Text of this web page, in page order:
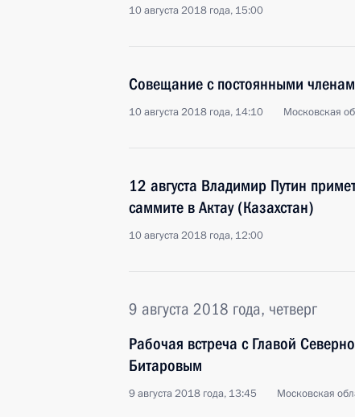
10 августа 2018 года, 15:00
Совещание с постоянными
10 августа 2018 года, 14:10 Московская
12 августа Владимир Путин
саммите в Актау (Казахстан)
10 августа 2018 года, 12:00
9 августа 2018 года, четверг
Рабочая встреча с Главой
Битаровым
9 августа 2018 года, 13:45 Московская